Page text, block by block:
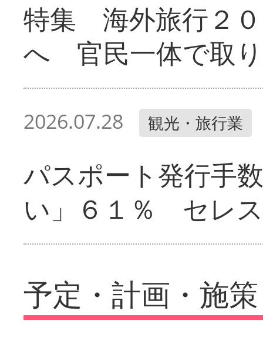
特集 海外旅行２
へ 官民一体で取
2026.07.28 観光・旅行業
パスポート発行手
い」６１％ セレ
予定・計画・施策